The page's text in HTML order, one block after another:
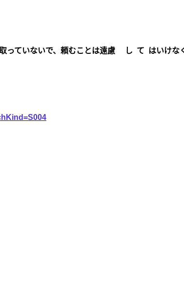
っていないで、頼むことは遠慮 し て はいけな